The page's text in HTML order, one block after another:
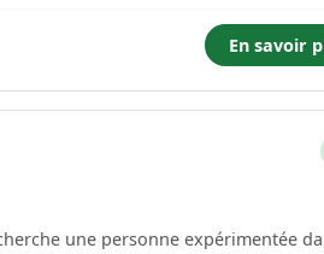
En savoir
une personne expérimentée